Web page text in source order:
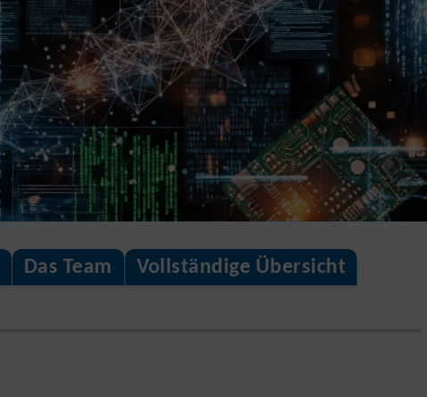
Das Team
Vollständige Übersicht